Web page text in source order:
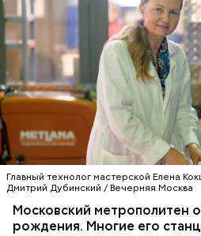
Главный технолог мастерской Елена
Дмитрий Дубинский / Вечерняя Москва
Московский метрополитен
рождения. Многие его
Оборудование
пожеланий работодателей,
которой обучаются
той, на которой им